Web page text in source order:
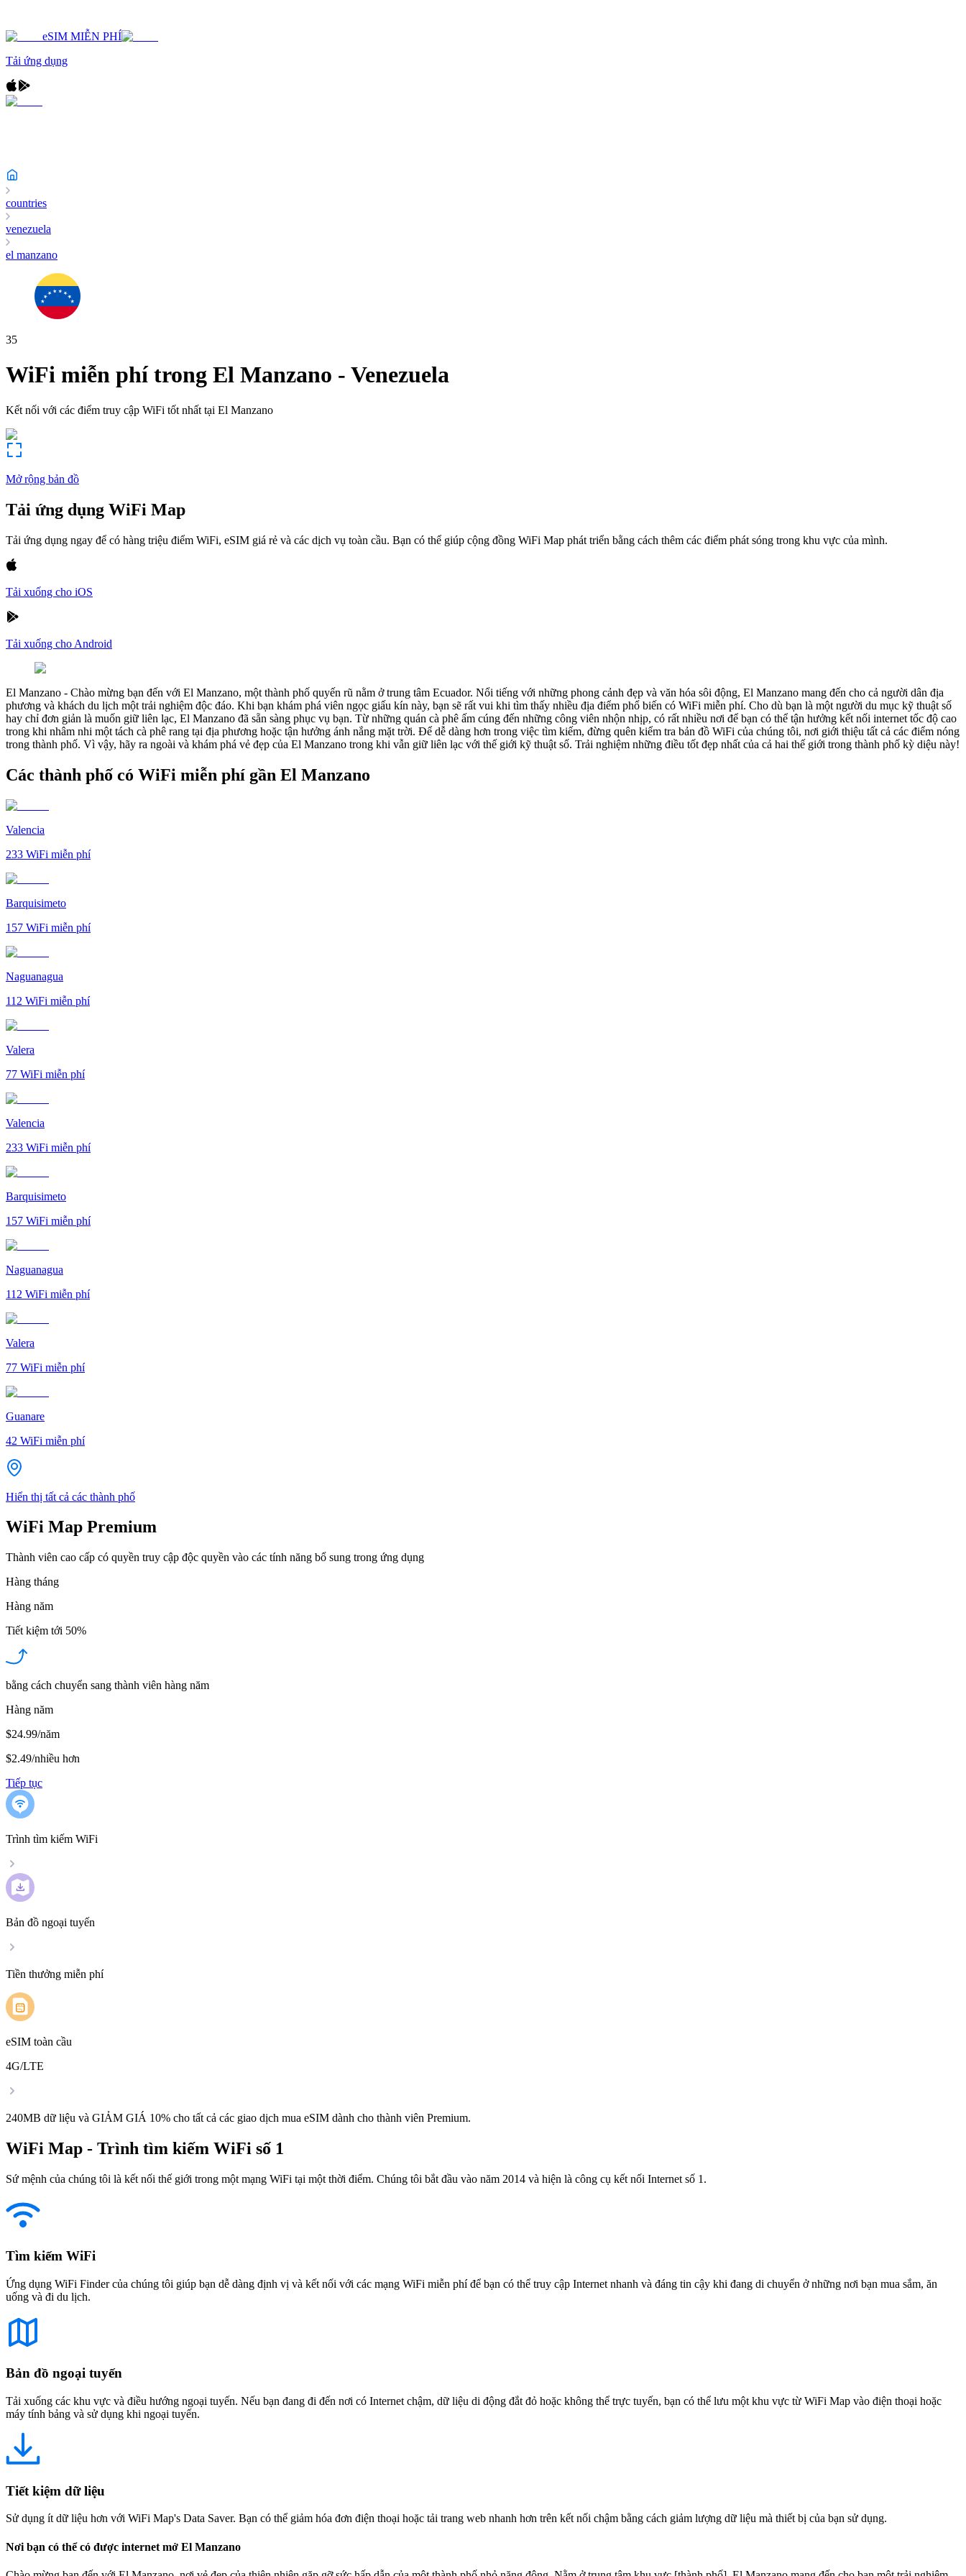
eSIM MIỄN PHÍ
Tải ứng dụng
countries
venezuela
el manzano
35
WiFi miễn phí trong El Manzano - Venezuela
Kết nối với các điểm truy cập WiFi tốt nhất tại El Manzano
Mở rộng bản đồ
Tải ứng dụng WiFi Map
Tải ứng dụng ngay để có hàng triệu điểm WiFi, eSIM giá rẻ và các dịch vụ toàn cầu. Bạn có thể giúp cộng đồng WiFi Map phát triển bằng cách thêm các điểm phát sóng trong khu vực của mình.
Tải xuống cho iOS
Tải xuống cho Android
El Manzano - Chào mừng bạn đến với El Manzano, một thành phố quyến rũ nằm ở trung tâm Ecuador. Nổi tiếng với những phong cảnh đẹp và văn hóa sôi động, El Manzano mang đến cho cả người dân địa
phương và khách du lịch một trải nghiệm độc đáo. Khi bạn khám phá viên ngọc giấu kín này, bạn sẽ rất vui khi tìm thấy nhiều địa điểm phổ biến có WiFi miễn phí. Cho dù bạn là một người du mục kỹ thuật số
hay chỉ đơn giản là muốn giữ liên lạc, El Manzano đã sẵn sàng phục vụ bạn. Từ những quán cà phê ấm cúng đến những công viên nhộn nhịp, có rất nhiều nơi để bạn có thể tận hưởng kết nối internet tốc độ cao
trong khi nhâm nhi một tách cà phê rang tại địa phương hoặc tận hưởng ánh nắng mặt trời. Để dễ dàng hơn trong việc tìm kiếm, đừng quên kiểm tra bản đồ WiFi của chúng tôi, nơi giới thiệu tất cả các điểm nóng
trong thành phố. Vì vậy, hãy ra ngoài và khám phá vẻ đẹp của El Manzano trong khi vẫn giữ liên lạc với thế giới kỹ thuật số. Trải nghiệm những điều tốt đẹp nhất của cả hai thế giới trong thành phố kỳ diệu này!
Các thành phố có WiFi miễn phí gần El Manzano
Valencia
233 WiFi miễn phí
Barquisimeto
157 WiFi miễn phí
Naguanagua
112 WiFi miễn phí
Valera
77 WiFi miễn phí
Valencia
233 WiFi miễn phí
Barquisimeto
157 WiFi miễn phí
Naguanagua
112 WiFi miễn phí
Valera
77 WiFi miễn phí
Guanare
42 WiFi miễn phí
Hiển thị tất cả các thành phố
WiFi Map Premium
Thành viên cao cấp có quyền truy cập độc quyền vào các tính năng bổ sung trong ứng dụng
Hàng tháng
Hàng năm
Tiết kiệm tới 50%
bằng cách chuyển sang thành viên hàng năm
Hàng năm
$24.99/năm
$2.49/nhiều hơn
Tiếp tục
Trình tìm kiếm WiFi
Bản đồ ngoại tuyến
Tiền thưởng miễn phí
eSIM toàn cầu
4G/LTE
240MB dữ liệu và GIẢM GIÁ 10% cho tất cả các giao dịch mua eSIM dành cho thành viên Premium.
WiFi Map - Trình tìm kiếm WiFi số 1
Sứ mệnh của chúng tôi là kết nối thế giới trong một mạng WiFi tại một thời điểm. Chúng tôi bắt đầu vào năm 2014 và hiện là công cụ kết nối Internet số 1.
Tìm kiếm WiFi
Ứng dụng WiFi Finder của chúng tôi giúp bạn dễ dàng định vị và kết nối với các mạng WiFi miễn phí để bạn có thể truy cập Internet nhanh và đáng tin cậy khi đang di chuyển ở những nơi bạn mua sắm, ăn
uống và đi du lịch.
Bản đồ ngoại tuyến
Tải xuống các khu vực và điều hướng ngoại tuyến. Nếu bạn đang đi đến nơi có Internet chậm, dữ liệu di động đắt đỏ hoặc không thể trực tuyến, bạn có thể lưu một khu vực từ WiFi Map vào điện thoại hoặc
máy tính bảng và sử dụng khi ngoại tuyến.
Tiết kiệm dữ liệu
Sử dụng ít dữ liệu hơn với WiFi Map's Data Saver. Bạn có thể giảm hóa đơn điện thoại hoặc tải trang web nhanh hơn trên kết nối chậm bằng cách giảm lượng dữ liệu mà thiết bị của bạn sử dụng.
Nơi bạn có thể có được internet mở El Manzano